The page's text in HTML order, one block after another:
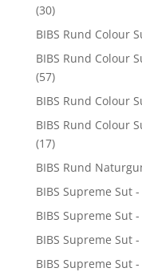
(30)
BIBS Rund Colour
BIBS Rund Colour
(57)
BIBS Rund Colour
BIBS Rund Colour
(17)
BIBS Rund
BIBS Supreme Sut -
BIBS Supreme Sut
BIBS Supreme Sut
BIBS Supreme Sut